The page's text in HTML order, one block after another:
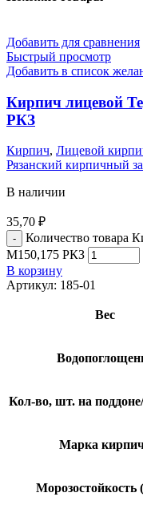
Добавить для сравнения
Быстрый просмотр
Добавить в список
Кирпич лицевой
РКЗ
Кирпич, Лицевой
Рязанский кирпичный
В наличии
35,70 ₽
Количество товара
М150,175 РКЗ
В корзину
Артикул: 185-01
Вес
Кол-во, шт. на
Марка